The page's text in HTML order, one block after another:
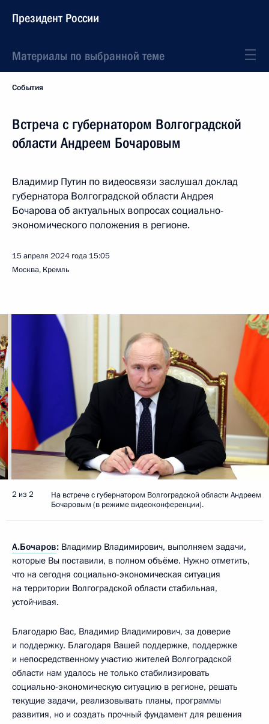
Президент России
Материалы по выбранной теме
События
Встреча с губернатором Волгоградской
области Андреем Бочаровым
Владимир Путин по видеосвязи заслушал доклад
губернатора Волгоградской области Андрея
Бочарова об актуальных вопросах социально-
экономического положения в регионе.
15 апреля 2024 года 15:05
Москва, Кремль
2 из 2
На встрече с губернатором Волгоградской области Андреем
Бочаровым (в режиме видеоконференции).
А.Бочаров: Владимир Владимирович, выполняем задачи,
которые Вы поставили, в полном объёме. Нужно отметить,
что на сегодня социально-экономическая ситуация
на территории Волгоградской области стабильная,
устойчивая.
Благодарю Вас, Владимир Владимирович, за доверие
и поддержку. Благодаря Вашей поддержке, поддержке
и непосредственному участию жителей Волгоградской
области нам удалось не только стабилизировать
социально-экономическую ситуацию в регионе, решать
текущие задачи, реализовывать планы, программы
развития, но и создать прочный фундамент для решения